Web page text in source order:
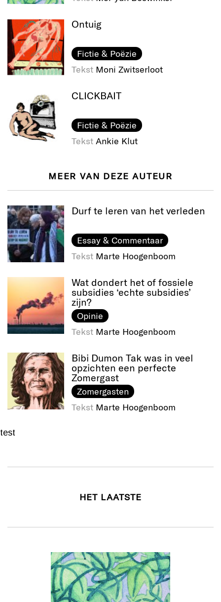
Ontuig
Fictie & Poëzie
Tekst Moni Zwitserloot
CLICKBAIT
Fictie & Poëzie
Tekst Ankie Klut
MEER VAN DEZE AUTEUR
Durf te leren van het verleden
Essay & Commentaar
Tekst Marte Hoogenboom
Wat dondert het of fossiele
subsidies ‘echte subsidies’
zijn?
Opinie
Tekst Marte Hoogenboom
Bibi Dumon Tak was in veel
opzichten een perfecte
Zomergast
Zomergasten
Tekst Marte Hoogenboom
test
HET LAATSTE